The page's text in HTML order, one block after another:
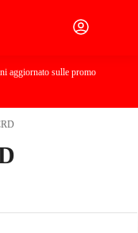
aggiornato sulle promo